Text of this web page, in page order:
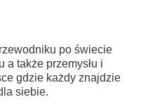
po świecie
a także przemysłu i
gdzie każdy znajdzie
siebie.